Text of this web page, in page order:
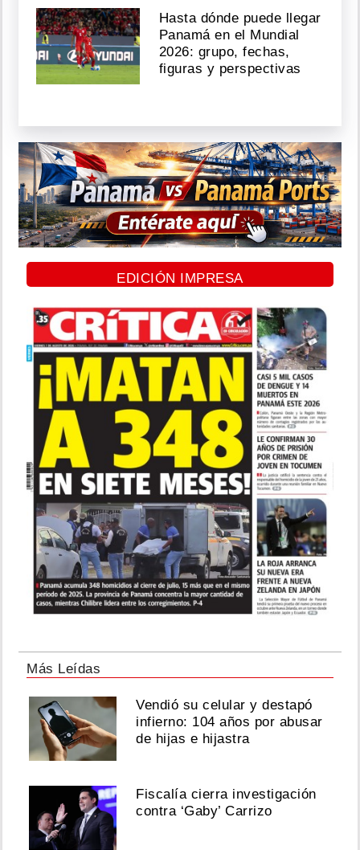
Hasta dónde puede llegar
Panamá en el Mundial
2026: grupo, fechas,
figuras y perspectivas
EDICIÓN IMPRESA
Más Leídas
Vendió su celular y destapó
infierno: 104 años por abusar
de hijas e hijastra
Fiscalía cierra investigación
contra ‘Gaby’ Carrizo